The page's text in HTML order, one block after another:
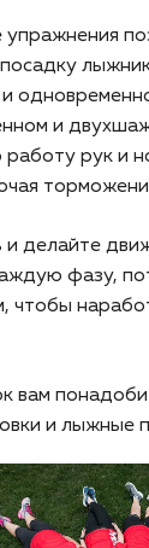
и
рук и
и делайте
фазу,
чтобы
вам
и лыжные